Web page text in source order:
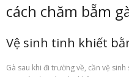
cách chăm bẵm
Vệ sinh tinh khiết
Gà sau khi đi trường về, cần vệ sinh